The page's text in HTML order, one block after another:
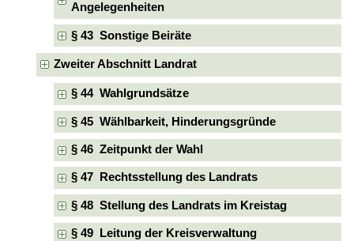
Angelegenheiten
§ 43 Sonstige Beiräte
Zweiter Abschnitt Landrat
§ 44 Wahlgrundsätze
§ 45 Wählbarkeit, Hinderungsgründe
§ 46 Zeitpunkt der Wahl
§ 47 Rechtsstellung des Landrats
§ 48 Stellung des Landrats im Kreistag
§ 49 Leitung der Kreisverwaltung